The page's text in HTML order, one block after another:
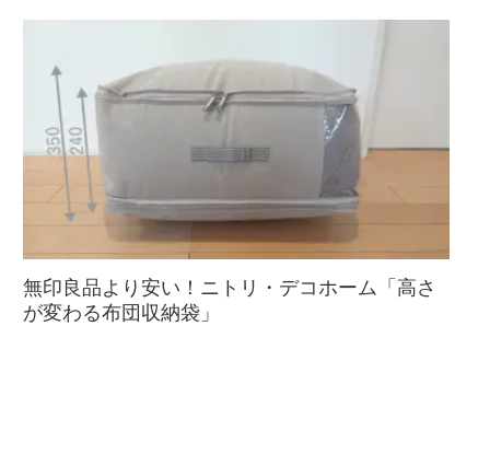
無印良品より安い！ニトリ・デコホーム「高さ
が変わる布団収納袋」